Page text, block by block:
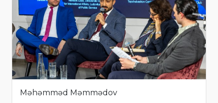
Məhəmməd Məmmədov